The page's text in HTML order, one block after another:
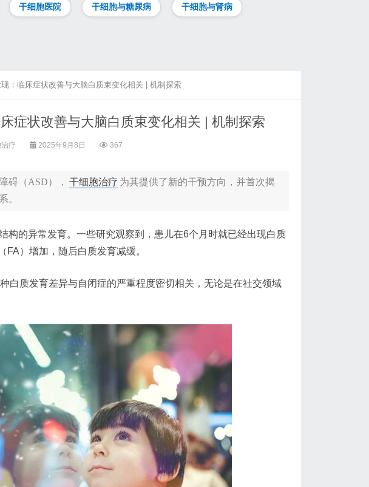
干细胞医院 干细胞与糖尿病 干细胞与肾病
：临床症状改善与大脑白质束变化相关 | 机制探索
症状改善与大脑白质束变化相关 | 机制探索
疗 2025年9月8日 367
碍（ASD）， 干细胞治疗 为其提供了新的干预方向，并首次揭
。
构的异常发育。一些研究观察到，患儿在6个月时就已经出现白质
）增加，随后白质发育减缓。
白质发育差异与自闭症的严重程度密切相关，无论是在社交领域